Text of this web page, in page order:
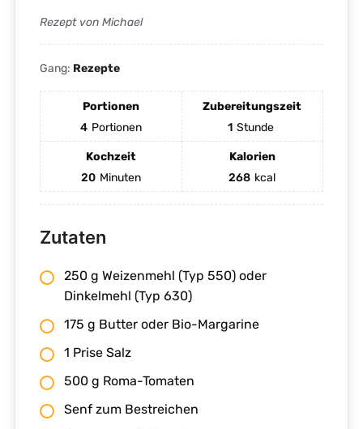
Rezept von Michael
Gang: Rezepte
Portionen
4 Portionen
Zubereitungszeit
1 Stunde
Kochzeit
20 Minuten
Kalorien
268 kcal
Zutaten
250 g Weizenmehl (Typ 550) oder
Dinkelmehl (Typ 630)
175 g Butter oder Bio-Margarine
1 Prise Salz
500 g Roma-Tomaten
Senf zum Bestreichen